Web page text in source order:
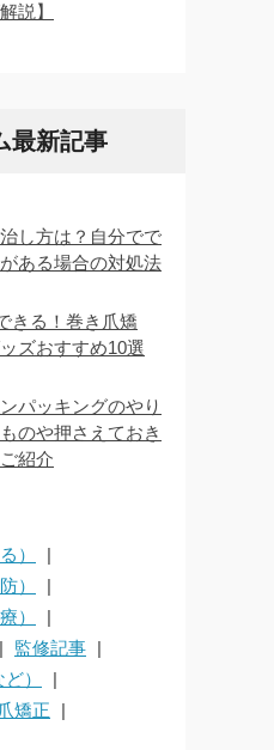
説】
最新記事
し方は？自分でで
ある場合の対処法
きる！巻き爪矯
ズおすすめ10選
パッキングのやり
のや押さえておき
紹介
）
）
）
監修記事
）
矯正